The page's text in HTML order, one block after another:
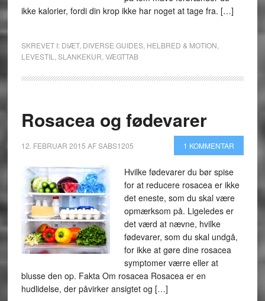
ikke kalorier, fordi din krop ikke har noget at tage fra. […]
SKREVET I: DIÆT, DIVERSE GUIDES, HELBRED & MOTION
LEVESTIL
SLANKEKUR VÆGTTAB
Rosacea og fødevarer
12. FEBRUAR 2015 AFSABS1205 1 KOMMENTAR
Hvilke fødevarer du bør spise
for at reducere rosacea er ikke
det eneste, som du skal være
opmærksom på. Ligeledes er
det værd at nævne, hvilke
fødevarer, som du skal undgå,
for ikke at gøre dine rosacea
symptomer værre eller at
blusse den op. Fakta Om rosacea Rosacea er en
hudlidelse, der påvirker ansigtet og […]